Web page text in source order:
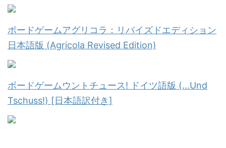
ボードゲームアグリコラ：リバイズドエディション
日本語版 (Agricola Revised Edition)
ボードゲームウントチュース! ドイツ語版 (...Und
Tschuss!) [日本語訳付き]